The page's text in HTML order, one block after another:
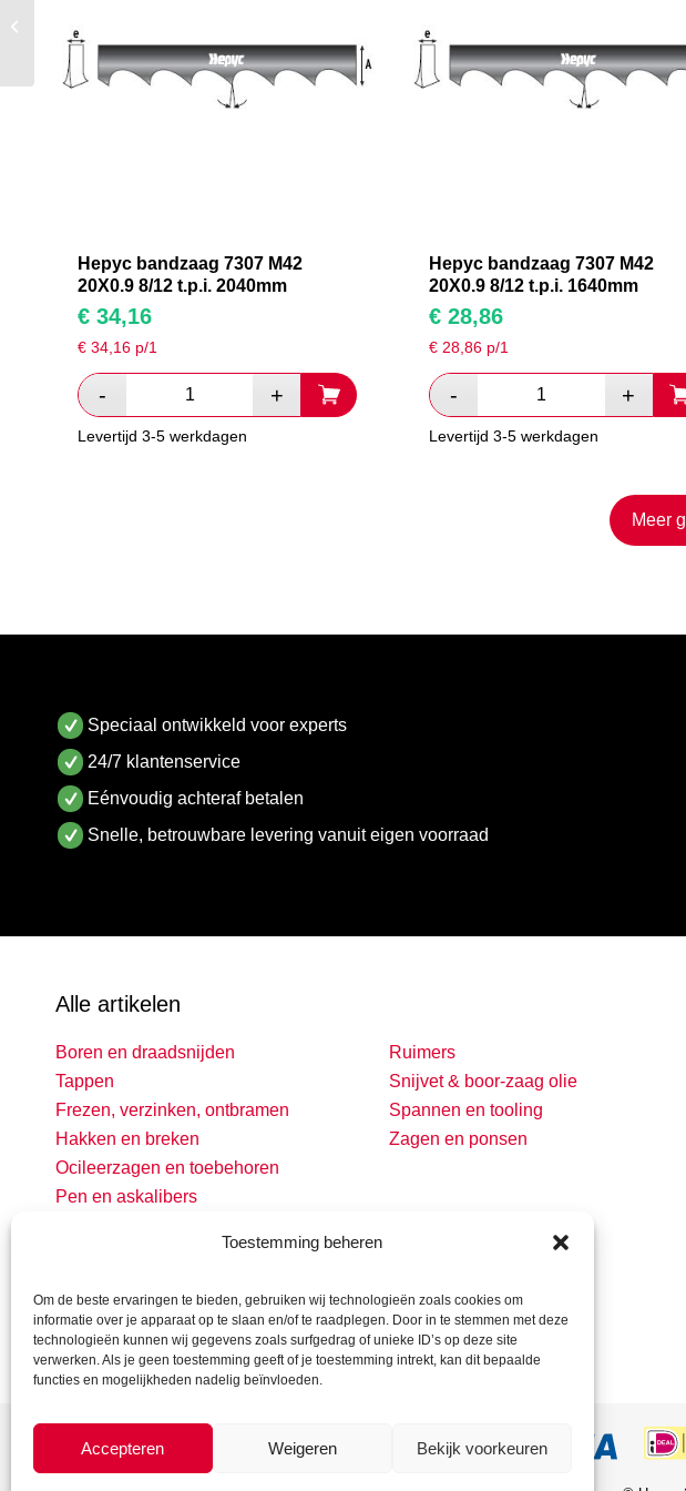
Toestemming beheren
Om de beste ervaringen te bieden, gebruiken wij technologieën zoals cookies om
informatie over je apparaat op te slaan en/of te raadplegen. Door in te stemmen met deze
technologieën kunnen wij gegevens zoals surfgedrag of unieke ID’s op deze site
verwerken. Als je geen toestemming geeft of je toestemming intrekt, kan dit bepaalde
functies en mogelijkheden nadelig beïnvloeden.
Accepteren Weigeren Bekijk voorkeuren
Hepyc bandzaag 7307 M42
20X0.9 8/12 t.p.i. 2040mm
€ 34,16
€ 34,16 p/1
Levertijd 3-5 werkdagen
Hepyc bandzaag 7307 M42
20X0.9 8/12 t.p.i. 1640mm
€ 28,86
€28,86 p/1
Levertijd 3-5 werkdagen
Meer
Speciaal ontwikkeld voor experts
24/7 klantenservice
Eénvoudig achteraf betalen
Snelle, betrouwbare levering vanuit eigen voorraad
Alle artikelen
Boren en draadsnijden
Tappen
Frezen, verzinken, ontbramen
Hakken en breken
Ocileerzagen en toebehoren
Pen en askalibers
Ruimers
Snijvet & boor-zaag olie
Spannen en tooling
Zagen en ponsen
2155mm